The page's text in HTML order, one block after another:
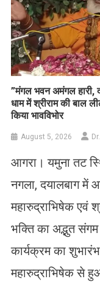
​”मंगल भवन अमंगल हारी,
धाम में श्रीराम की बाल
किया भावविभोर
August 5, 2026
आगरा। यमुना तट
नगला, दयालबाग में
महारुद्राभिषेक एवं
भक्ति का अद्भुत
कार्यक्रम का
महारुद्राभिषेक से